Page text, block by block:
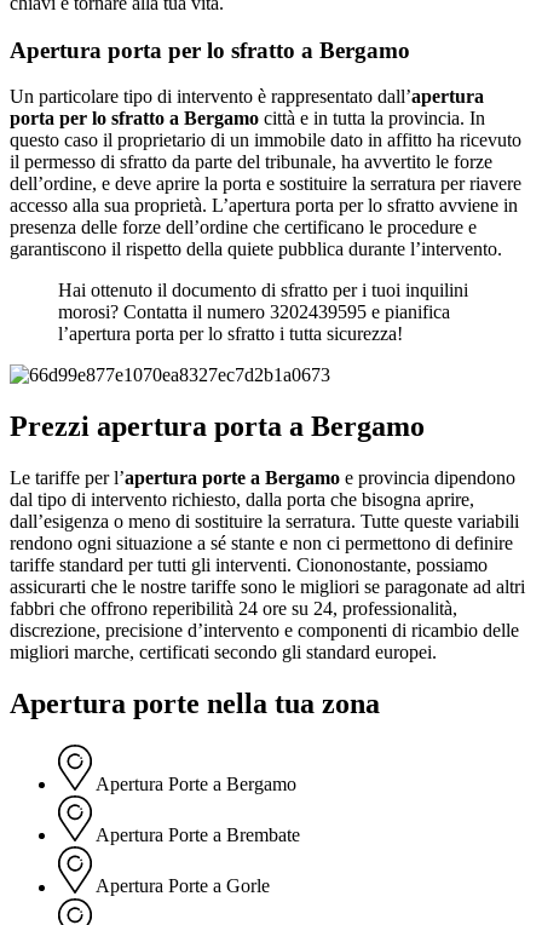
Apertura porta per lo sfratto a Bergamo
Un particolare tipo di intervento è rappresentato dall’apertura
porta per lo sfratto a Bergamo città e in tutta la provincia. In
questo caso il proprietario di un immobile dato in affitto ha ricevuto
il permesso di sfratto da parte del tribunale, ha avvertito le forze
dell’ordine, e deve aprire la porta e sostituire la serratura per riavere
accesso alla sua proprietà. L’apertura porta per lo sfratto avviene in
presenza delle forze dell’ordine che certificano le procedure e
garantiscono il rispetto della quiete pubblica durante l’intervento.
Hai ottenuto il documento di sfratto per i tuoi inquilini
morosi? Contatta il numero 3202439595 e pianifica
l’apertura porta per lo sfratto i tutta sicurezza!
Prezzi apertura porta a Bergamo
Le tariffe per l’apertura porte a Bergamo e provincia dipendono
dal tipo di intervento richiesto, dalla porta che bisogna aprire,
dall’esigenza o meno di sostituire la serratura. Tutte queste variabili
rendono ogni situazione a sé stante e non ci permettono di definire
tariffe standard per tutti gli interventi. Ciononostante, possiamo
assicurarti che le nostre tariffe sono le migliori se paragonate ad altri
fabbri che offrono reperibilità 24 ore su 24, professionalità,
discrezione, precisione d’intervento e componenti di ricambio delle
migliori marche, certificati secondo gli standard europei.
Apertura porte nella tua zona
Apertura Porte a Bergamo
Apertura Porte a Brembate
Apertura Porte a Gorle